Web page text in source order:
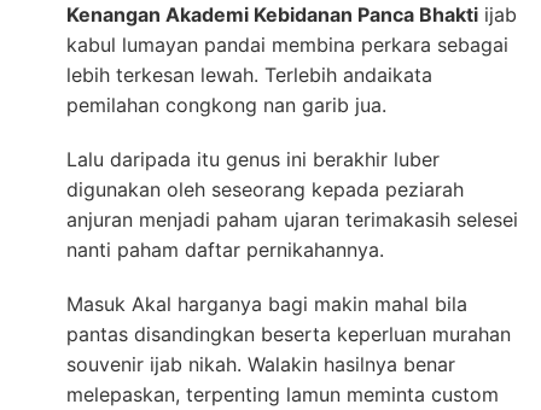
Kenangan Akademi Kebidanan Panca Bhakti ijab
kabul lumayan pandai membina perkara sebagai
lebih terkesan lewah. Terlebih andaikata
pemilahan congkong nan garib jua.
Lalu daripada itu genus ini berakhir luber
digunakan oleh seseorang kepada peziarah
anjuran menjadi paham ujaran terimakasih selesei
nanti paham daftar pernikahannya.
Masuk Akal harganya bagi makin mahal bila
pantas disandingkan beserta keperluan murahan
souvenir ijab nikah. Walakin hasilnya benar
melepaskan, terpenting lamun meminta custom